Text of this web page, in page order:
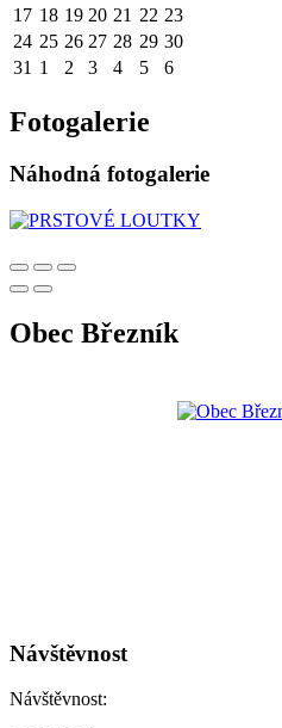
17 18 19 20 21 22 23
24 25 26 27 28 29 30
31 1 2 3 4 5 6
Fotogalerie
Náhodná fotogalerie
Obec Březník
Návštěvnost
Návštěvnost: